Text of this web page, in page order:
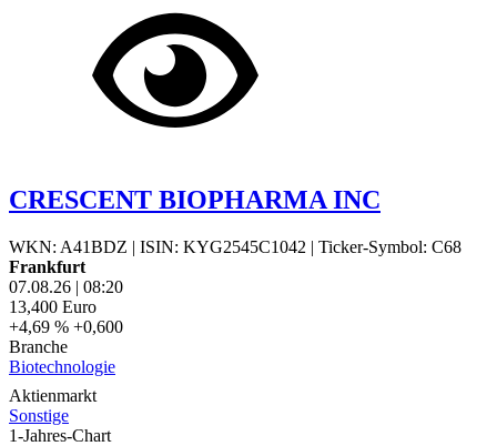
CRESCENT BIOPHARMA INC
WKN: A41BDZ | ISIN: KYG2545C1042 | Ticker-Symbol: C68
Frankfurt
07.08.26 | 08:20
13,400 Euro
+4,69 % +0,600
Branche
Biotechnologie
Aktienmarkt
Sonstige
1-Jahres-Chart